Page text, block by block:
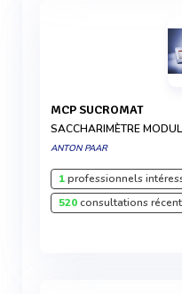
MCP SUCROMAT
SACCHARIMÈTRE
ANTON PAAR
1professionnels
520consultations